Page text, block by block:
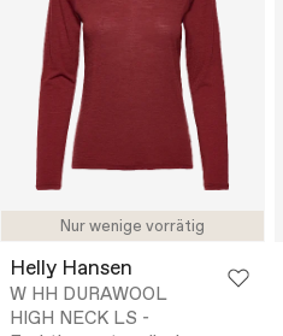
Nur wenige vorrätig
Helly Hansen
W HH DURAWOOL
HIGH NECK LS -